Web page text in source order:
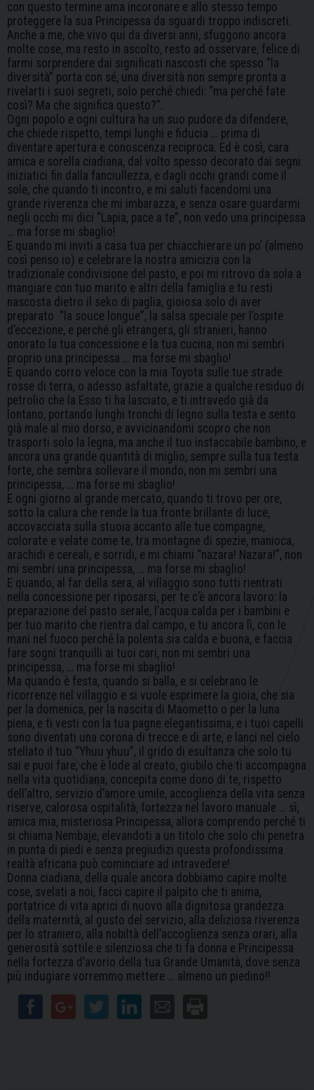
con questo termine ama incoronare e allo stesso tempo
proteggere la sua Principessa da sguardi troppo indiscreti.
Anche a me, che vivo qui da diversi anni, sfuggono ancora
molte cose, ma resto in ascolto, resto ad osservare, felice di
farmi sorprendere dai significati nascosti che spesso “la
diversità” porta con sé, una diversità non sempre pronta a
rivelarti i suoi segreti, solo perché chiedi: “ma perché fate
così? Ma che significa questo?”.
Ogni popolo e ogni cultura ha un suo pudore da difendere,
che chiede rispetto, tempi lunghi e fiducia … prima di
diventare apertura e conoscenza reciproca. Ed è così, cara
amica e sorella ciadiana, dal volto spesso decorato dai segni
iniziatici fin dalla fanciullezza, e dagli occhi grandi come il
sole, che quando ti incontro, e mi saluti facendomi una
grande riverenza che mi imbarazza, e senza osare guardarmi
negli occhi mi dici “Lapia, pace a te”, non vedo una principessa
… ma forse mi sbaglio!
E quando mi inviti a casa tua per chiacchierare un po’ (almeno
così penso io) e celebrare la nostra amicizia con la
tradizionale condivisione del pasto, e poi mi ritrovo da sola a
mangiare con tuo marito e altri della famiglia e tu resti
nascosta dietro il seko di paglia, gioiosa solo di aver
preparato “la souce longue”, la salsa speciale per l’ospite
d’eccezione, e perché gli etrangers, gli stranieri, hanno
onorato la tua concessione e la tua cucina, non mi sembri
proprio una principessa … ma forse mi sbaglio!
E quando corro veloce con la mia Toyota sulle tue strade
rosse di terra, o adesso asfaltate, grazie a qualche residuo di
petrolio che la Esso ti ha lasciato, e ti intravedo già da
lontano, portando lunghi tronchi di legno sulla testa e sento
già male al mio dorso, e avvicinandomi scopro che non
trasporti solo la legna, ma anche il tuo instaccabile bambino, e
ancora una grande quantità di miglio, sempre sulla tua testa
forte, che sembra sollevare il mondo, non mi sembri una
principessa, … ma forse mi sbaglio!
E ogni giorno al grande mercato, quando ti trovo per ore,
sotto la calura che rende la tua fronte brillante di luce,
accovacciata sulla stuoia accanto alle tue compagne,
colorate e velate come te, tra montagne di spezie, manioca,
arachidi e cereali, e sorridi, e mi chiami “nazara! Nazara!”, non
mi sembri una principessa, … ma forse mi sbaglio!
E quando, al far della sera, al villaggio sono tutti rientrati
nella concessione per riposarsi, per te c’è ancora lavoro: la
preparazione del pasto serale, l’acqua calda per i bambini e
per tuo marito che rientra dal campo, e tu ancora lì, con le
mani nel fuoco perché la polenta sia calda e buona, e faccia
fare sogni tranquilli ai tuoi cari, non mi sembri una
principessa, … ma forse mi sbaglio!
Ma quando è festa, quando si balla, e si celebrano le
ricorrenze nel villaggio e si vuole esprimere la gioia, che sia
per la domenica, per la nascita di Maometto o per la luna
piena, e ti vesti con la tua pagne elegantissima, e i tuoi capelli
sono diventati una corona di trecce e di arte, e lanci nel cielo
stellato il tuo “Yhuu yhuu”, il grido di esultanza che solo tu
sai e puoi fare, che è lode al creato, giubilo che ti accompagna
nella vita quotidiana, concepita come dono di te, rispetto
dell’altro, servizio d’amore umile, accoglienza della vita senza
riserve, calorosa ospitalità, fortezza nel lavoro manuale … sì,
amica mia, misteriosa Principessa, allora comprendo perché ti
si chiama Nembaje, elevandoti a un titolo che solo chi penetra
in punta di piedi e senza pregiudizi questa profondissima
realtà africana può cominciare ad intravedere!
Donna ciadiana, della quale ancora dobbiamo capire molte
cose, svelati a noi, facci capire il palpito che ti anima,
portatrice di vita aprici di nuovo alla dignitosa grandezza
della maternità, al gusto del servizio, alla deliziosa riverenza
per lo straniero, alla nobiltà dell’accoglienza senza orari, alla
generosità sottile e silenziosa che ti fa donna e Principessa
nella fortezza d’avorio della tua Grande Umanità, dove senza
più indugiare vorremmo mettere … almeno un piedino!!